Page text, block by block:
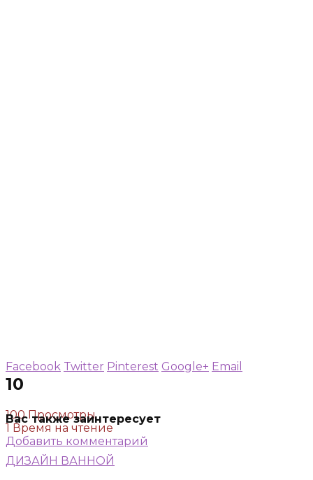
10
100 Просмотры
1 Время на чтение
Добавить комментарий
Facebook Twitter Pinterest Google+ Email
Вас также заинтересует
ДИЗАЙН ВАННОЙ